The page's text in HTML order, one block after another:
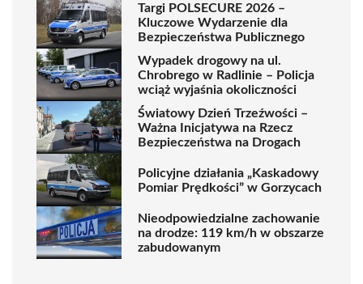
Targi POLSECURE 2026 –
Kluczowe Wydarzenie dla
Bezpieczeństwa Publicznego
Wypadek drogowy na ul.
Chrobrego w Radlinie – Policja
wciąż wyjaśnia okoliczności
Światowy Dzień Trzeźwości –
Ważna Inicjatywa na Rzecz
Bezpieczeństwa na Drogach
Policyjne działania „Kaskadowy
Pomiar Prędkości” w Gorzycach
Nieodpowiedzialne zachowanie
na drodze: 119 km/h w obszarze
zabudowanym